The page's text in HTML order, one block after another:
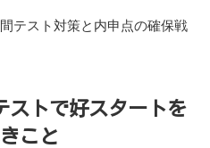
テスト対策と内申点の確保戦
ストで好スタートを
こと